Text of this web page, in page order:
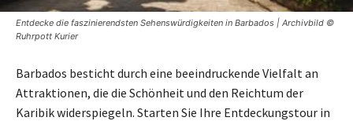
Entdecke die faszinierendsten Sehenswürdigkeiten in Barbados | Archivbild ©
Ruhrpott Kurier
Barbados besticht durch eine beeindruckende Vielfalt an
Attraktionen, die die Schönheit und den Reichtum der
Karibik widerspiegeln. Starten Sie Ihre Entdeckungstour in